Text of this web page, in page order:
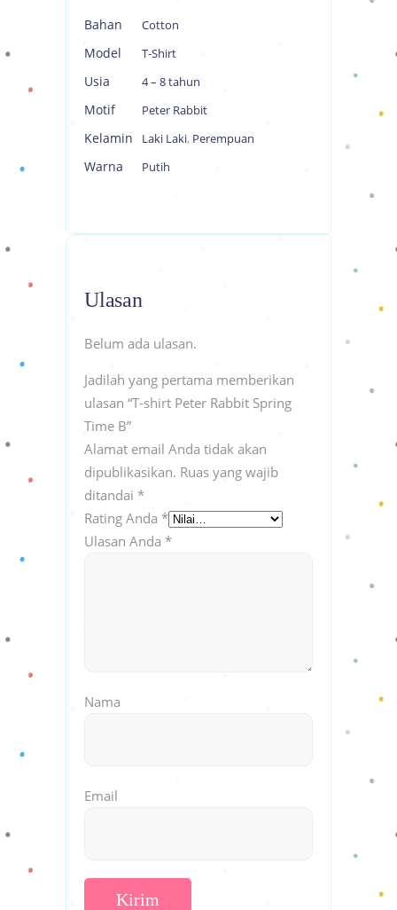
Bahan Cotton
Model T-Shirt
Usia 4 – 8 tahun
Motif Peter Rabbit
Kelamin Laki Laki, Perempuan
Warna Putih
Ulasan
Belum ada ulasan.
Jadilah yang pertama memberikan
ulasan “T-shirt Peter Rabbit Spring
Time B”
Alamat email Anda tidak akan
dipublikasikan. Ruas yang wajib
ditandai *
Rating Anda *
Ulasan Anda *
Nama
Email